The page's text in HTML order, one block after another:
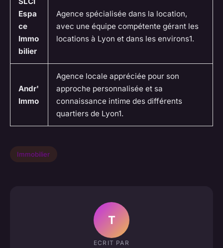
Espa
ce
Immo
bilier
Agence spécialisée dans la location,
avec une équipe compétente gérant les
locations à Lyon et dans les environs1.
Andr'
Immo
Agence locale appréciée pour son
approche personnalisée et sa
connaissance intime des différents
quartiers de Lyon1.
Immobilier
T
ECRIT PAR